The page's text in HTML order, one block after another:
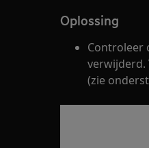
Oplossing
Controleer
verwijderd.
(zie